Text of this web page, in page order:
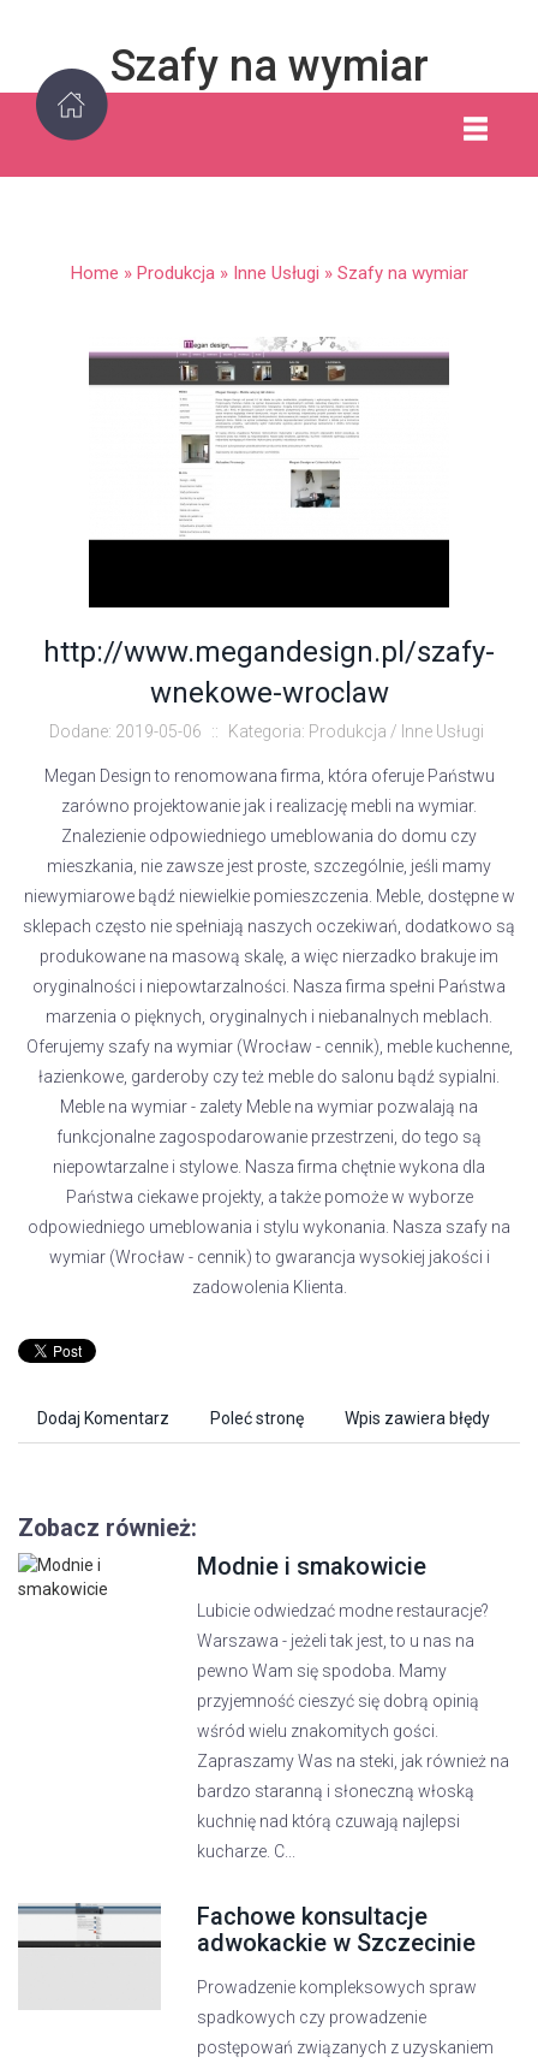
Szafy na wymiar
Home » Produkcja» Inne Usługi » Szafy na wymiar
http://www.megandesign.pl/szafy-
wnekowe-wroclaw
Dodane: 2019-05-06 :: Kategoria: Produkcja / Inne Usługi
Megan Design to renomowana firma, która oferuje Państwu
zarówno projektowanie jak i realizację mebli na wymiar.
Znalezienie odpowiedniego umeblowania do domu czy
mieszkania, nie zawsze jest proste, szczególnie, jeśli mamy
niewymiarowe bądź niewielkie pomieszczenia. Meble, dostępne w
sklepach często nie spełniają naszych oczekiwań, dodatkowo są
produkowane na masową skalę, a więc nierzadko brakuje im
oryginalności i niepowtarzalności. Nasza firma spełni Państwa
marzenia o pięknych, oryginalnych i niebanalnych meblach.
Oferujemy szafy na wymiar (Wrocław - cennik), meble kuchenne,
łazienkowe, garderoby czy też meble do salonu bądź sypialni.
Meble na wymiar - zalety Meble na wymiar pozwalają na
funkcjonalne zagospodarowanie przestrzeni, do tego są
niepowtarzalne i stylowe. Nasza firma chętnie wykona dla
Państwa ciekawe projekty, a także pomoże w wyborze
odpowiedniego umeblowania i stylu wykonania. Nasza szafy na
wymiar (Wrocław - cennik) to gwarancja wysokiej jakości i
zadowolenia Klienta.
Dodaj Komentarz Poleć stronę Wpis zawiera błędy
Zobacz również:
Modnie i smakowicie
Lubicie odwiedzać modne restauracje?
Warszawa - jeżeli tak jest, to u nas na
pewno Wam się spodoba. Mamy
przyjemność cieszyć się dobrą opinią
wśród wielu znakomitych gości.
Zapraszamy Was na steki, jak również na
bardzo staranną i słoneczną włoską
kuchnię nad którą czuwają najlepsi
kucharze. C...
Fachowe konsultacje
adwokackie w Szczecinie
Prowadzenie kompleksowych spraw
spadkowych czy prowadzenie
postępowań związanych z uzyskaniem